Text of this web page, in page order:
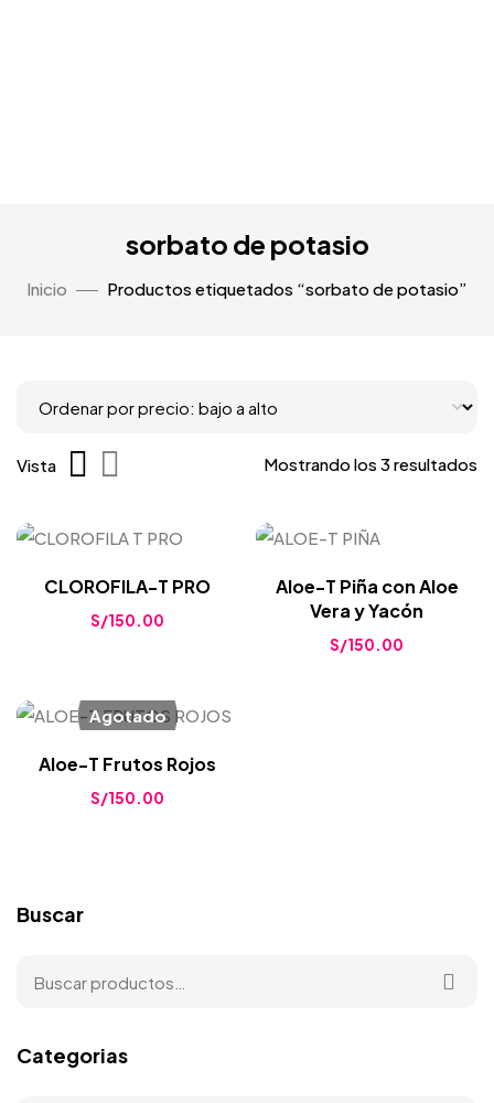
sorbato de potasio
Inicio Productos etiquetados “sorbato de potasio”
Mostrando los 3 resultados
Vista
CLOROFILA-T PRO
S/150.00
Aloe-T Piña con Aloe
Vera y Yacón
S/150.00
Agotado
Aloe-T Frutos Rojos
S/150.00
Buscar
Categorias